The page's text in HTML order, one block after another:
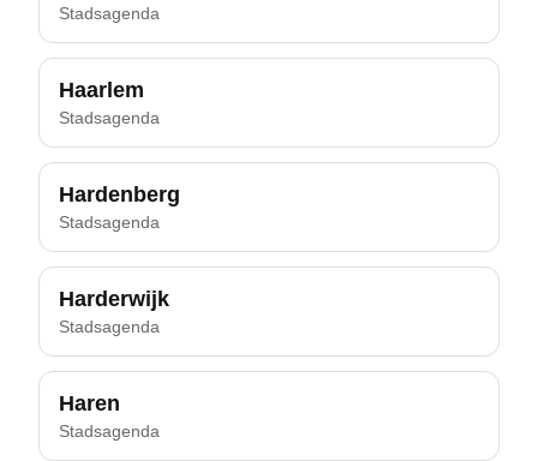
Stadsagenda
Haarlem
Stadsagenda
Hardenberg
Stadsagenda
Harderwijk
Stadsagenda
Haren
Stadsagenda